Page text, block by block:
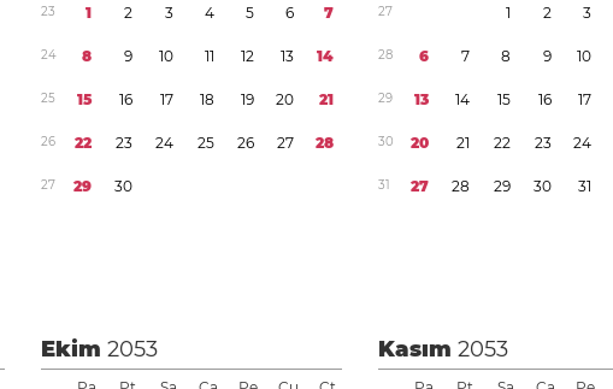
23 1 2 3 4 5 6 7
24 8 9 10 11 12 13 14
25 15 16 17 18 19 20 21
26 22 23 24 25 26 27 28
27 29 30
27 1 2 3
28 6 7 8 9 10
29 13 14 15 16 17
30 20 21 22 23 24
31 27 28 29 30 31
Ekim2053 Kasım2053